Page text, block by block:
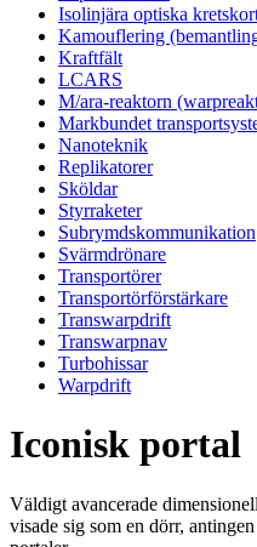
Isolinjära optiska
Kamouflering
Kraftfält
LCARS
M/ara-reaktorn
Markbundet
Nanoteknik
Replikatorer
Sköldar
Styrraketer
Subrymdskommunikation
Svärmdrönare
Transportörer
Transportörförstärkare
Transwarpdrift
Transwarpnav
Turbohissar
Warpdrift
Iconisk portal
Väldigt avancerade
visade sig som en dörr,